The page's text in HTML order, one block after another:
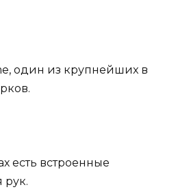
один из крупнейших в
есть встроенные
рук.